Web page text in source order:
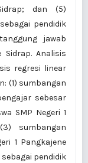
dan (5)
pendidik
jawab
Sidrap. Analisis
regresi linear
(1) sumbangan
sebesar
SMP Negeri 1
sumbangan
1 Pangkajene
sebagai pendidik